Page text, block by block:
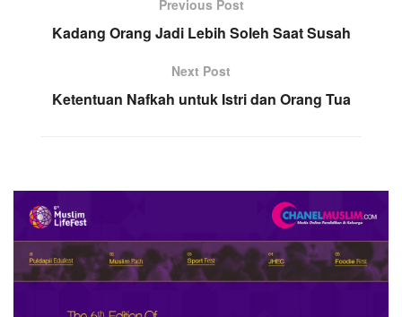
Previous Post
Kadang Orang Jadi Lebih Soleh Saat Susah
Next Post
Ketentuan Nafkah untuk Istri dan Orang Tua